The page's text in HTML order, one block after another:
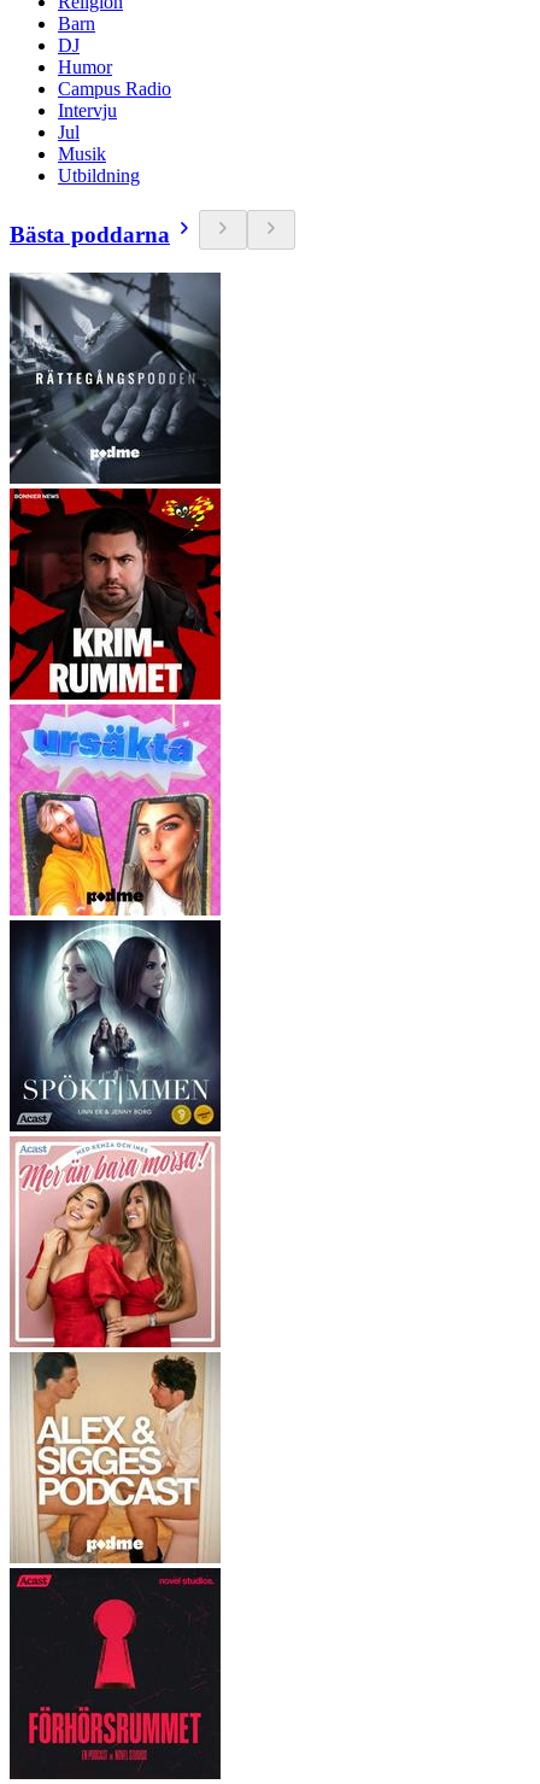
Barn
DJ
Humor
Campus Radio
Intervju
Jul
Musik
Utbildning
Bästa poddarna